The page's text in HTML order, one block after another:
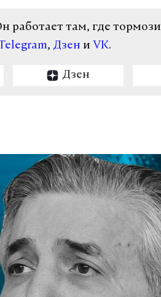
работает там, где
, Дзен и VK.
Дзен